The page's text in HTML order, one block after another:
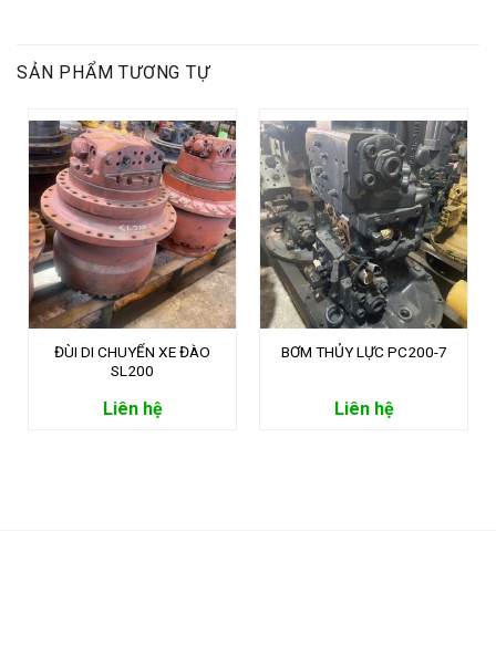
SẢN PHẨM TƯƠNG TỰ
ĐÙI DI CHUYỂN XE ĐÀO
SL200
Liên hệ
BƠM THỦY LỰC PC200-7
Liên hệ